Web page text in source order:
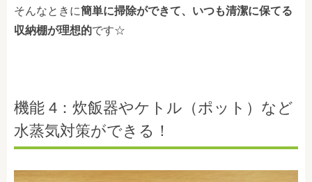
そんなときに簡単に掃除ができて、いつも清潔に保てる
収納棚が理想的です☆
機能 4：炊飯器やケトル（ポット）など
水蒸気対策ができる！